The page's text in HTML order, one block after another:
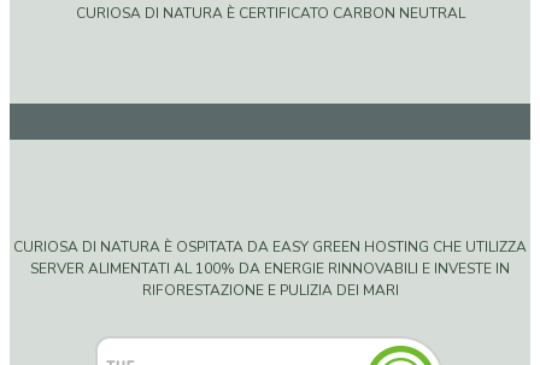
CURIOSA DI NATURA È CERTIFICATO CARBON NEUTRAL
CURIOSA DI NATURA È OSPITATA DA EASY GREEN HOSTING CHE UTILIZZA
SERVER ALIMENTATI AL 100% DA ENERGIE RINNOVABILI E INVESTE IN
RIFORESTAZIONE E PULIZIA DEI MARI